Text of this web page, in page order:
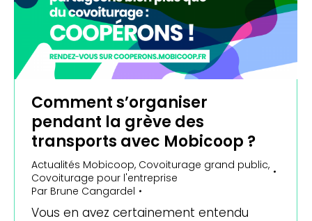
Comment s’organiser
pendant la grève des
transports avec Mobicoop ?
Actualités Mobicoop, Covoiturage grand public,
Covoiturage pour l'entreprise
Par Brune Cangardel
Vous en avez certainement entendu